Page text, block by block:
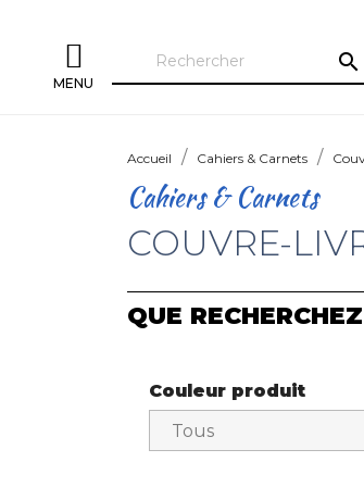
MENU
search
Accueil Cahiers & Carnets
Cahiers & Carnets
COUVRE-
QUE
Couleur produit